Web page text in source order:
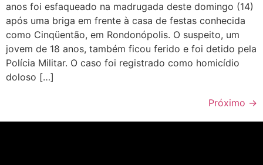
anos foi esfaqueado na madrugada deste domingo (14)
após uma briga em frente à casa de festas conhecida
como Cinqüentão, em Rondonópolis. O suspeito, um
jovem de 18 anos, também ficou ferido e foi detido pela
Polícia Militar. O caso foi registrado como homicídio
doloso […]
Próximo →